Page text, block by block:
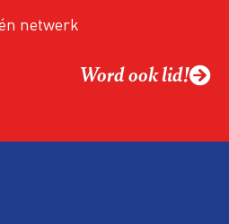
netwerk
Word ook lid!